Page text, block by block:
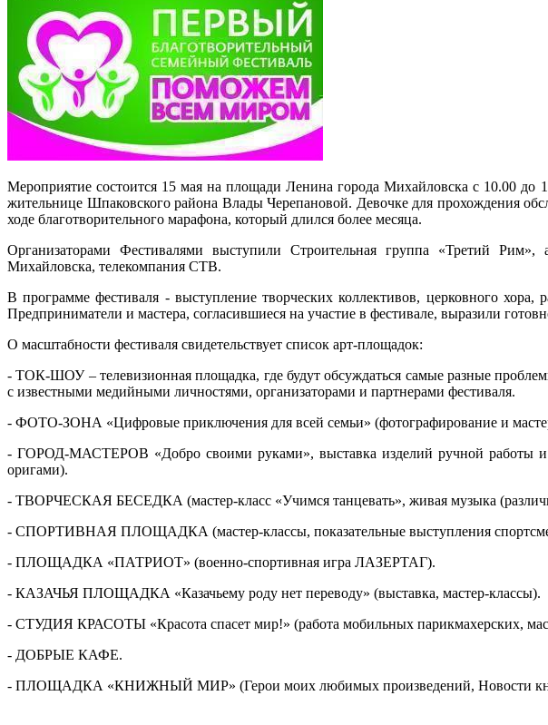
Мероприятие состоится 15 мая на площади Ленина города Михайловска с 10.00
жительнице Шпаковского района Влады Черепановой. Девочке для прохождения
ходе благотворительного марафона, который длился более месяца.
Организаторами Фестивалями выступили Строительная группа «Третий Рим»,
Михайловска, телекомпания СТВ.
В программе фестиваля - выступление творческих коллективов, церковного хора,
Предприниматели и мастера, согласившиеся на участие в фестивале, выразили
О масштабности фестиваля свидетельствует список арт-площадок:
- ТОК-ШОУ – телевизионная площадка, где будут обсуждаться самые разные
с известными медийными личностями, организаторами и партнерами фестиваля.
- ФОТО-ЗОНА «Цифровые приключения для всей семьи» (фотографирование и
- ГОРОД-МАСТЕРОВ «Добро своими руками», выставка изделий ручной работы и
оригами).
- ТВОРЧЕСКАЯ БЕСЕДКА (мастер-класс «Учимся танцевать», живая музыка
- СПОРТИВНАЯ ПЛОЩАДКА (мастер-классы, показательные выступления
- ПЛОЩАДКА «ПАТРИОТ» (военно-спортивная игра ЛАЗЕРТАГ).
- КАЗАЧЬЯ ПЛОЩАДКА «Казачьему роду нет переводу» (выставка, мастер-классы).
- СТУДИЯ КРАСОТЫ «Красота спасет мир!» (работа мобильных парикмахерских,
- ДОБРЫЕ КАФЕ.
- ПЛОЩАДКА «КНИЖНЫЙ МИР» (Герои моих любимых произведений, Новости